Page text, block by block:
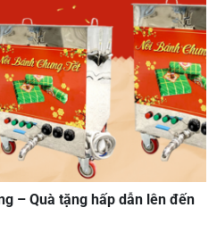
– Quà tặng hấp dẫn lên đến